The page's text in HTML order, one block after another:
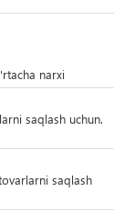
narxi
saqlash uchun.
saqlash